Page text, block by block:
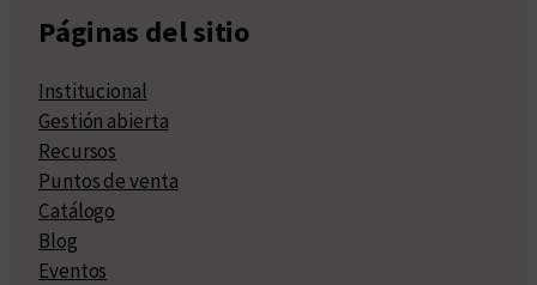
Páginas del sitio
Institucional
Gestión abierta
Recursos
Puntos de venta
Catálogo
Blog
Eventos